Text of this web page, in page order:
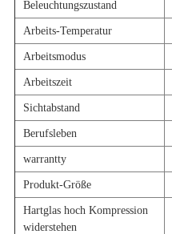
Beleuchtungszustand
Arbeits-Temperatur
Arbeitsmodus
Arbeitszeit
Sichtabstand
Berufsleben
warrantty
Produkt-Größe
Hartglas hoch Kompression
widerstehen